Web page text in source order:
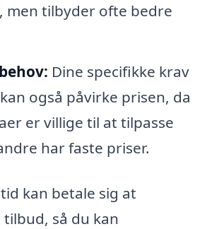
men tilbyder ofte bedre
Dine specifikke krav
også påvirke prisen, da
er villige til at tilpasse
har faste priser.
kan betale sig at
så du kan